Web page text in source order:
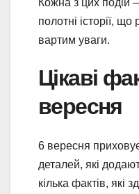
Кожна з цих подій
полотні історії,
вартим уваги.
Цікаві
вересня
6 вересня
деталей, які
кілька фактів, які